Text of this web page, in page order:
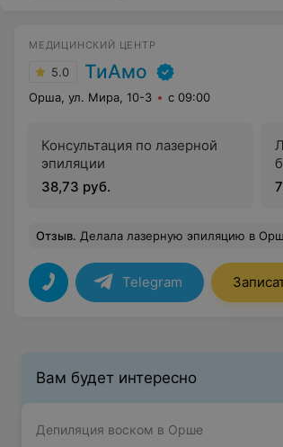
МЕДИЦИНСКИЙ ЦЕНТР
5.0 ТиАмо
Орша, ул. Мира, 10-3 с 09:00
Консультация по лазерной
эпиляции
38,73 руб.
Отзыв. Делала лазерную эпиляцию в Орше у специалиста Бабеевой Людмилы Сергеевны. У меня очень светлый волос, и надежды было мало от него избавиться, так как до Тиамо ходила в другой салон и результата не было.
Telegram
Вам будет интересно
Депиляция воском в Орше